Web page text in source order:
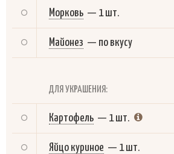
Морковь — 1 шт.
Майонез — по вкусу
ДЛЯ УКРАШЕНИЯ:
Картофель — 1 шт.
Яйцо куриное — 1 шт.